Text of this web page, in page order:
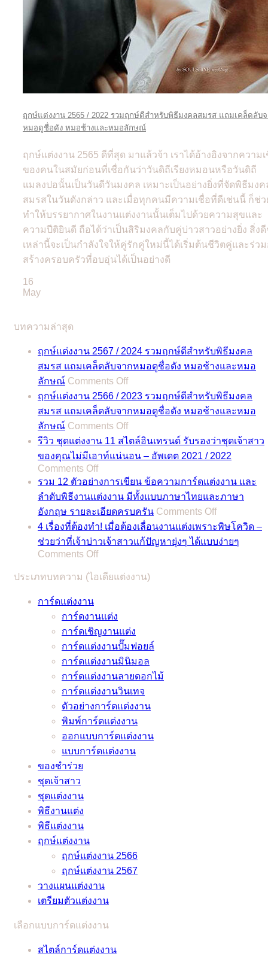
ฤกษ์แต่งงาน 2565 / 2022 รวมฤกษ์ดีสำหรับพิธีมงคลสมรส แถมเคล็ดลับ
หมอดูชื่อดัง หมอช้างและหมอลักษณ์
ฤกษ์แต่งงาน 2565 ดีที่สุด มาแล้วจ้า เราได้อ้างอิงจากความ
ของคนในสมัยก่อนที่เชื่อกันว่าวันดิถีเรียงหมอนหรือวันดิถี
แมลงปอนั้นเป็นวันดีวันมงคล เหมาะเป็นอย่างยิ่งที่จัดพิธีมงค
สมรสในวันดังกล่าว และเมื่อทุกคนมีความเชื่อที่ดีเช่นนี้ ก็ช่ว
ทำให้บรรยากาศในงานแต่งงานนั้นเต็มไปด้วยความสุขและ
ความปีติยินดี ถือได้ว่าเป็นสิริมงคลกับคู่บ่าวสาวอย่างยิ่ง สิ่งดี
เหล่านี้จะเป็นกำลังใจให้คู่รักคู่ใหม่นี้ได้เริ่มต้นชีวิตคู่และร่ว
สร้างครอบครัวที่อบอุ่นได้เป็นอย่างดี
16
May
บทความล่าสุด
ฤกษ์แต่งงาน 2567 / 2024 รวมฤกษ์ดีสำหรับพิธีมงคล
สมรส แถมเคล็ดลับจากหมอดูชื่อดัง หมอช้างและหมอ
ลักษณ์ Comments Offon
ฤกษ์
แต่งงาน
2567
2024
รวม
ดี
สำหรับ
พิธี
มงคล
สมรส
เคล็ด
ชื่อ
ดัง
หมอ
ช้าง
และ
หมอ
ลักษณ์
ฤกษ์แต่งงาน 2566 / 2023 รวมฤกษ์ดีสำหรับพิธีมงคล
สมรส แถมเคล็ดลับจากหมอดูชื่อดัง หมอช้างและหมอ
ลักษณ์ Comments Offon
ฤกษ์
แต่งงาน
2566
/
2023
รวม
ฤกษ์
ดี
สำหรับ
มงคล
ลับ
จาก
หมอดู
ชื่อ
ดัง
หมอ
ช้าง
และ
หมอ
รีวิว ชุดแต่งงาน 11 สไตล์อินเทรนด์ รับรองว่าชุดเจ้าสาว
ของคุณไม่มีเอาท์แน่นอน – อัพเดต 2021 / 2022
Comments Offon
รีวิว
ชุด
แต่งงาน
11
สไตล์
อิน
รนด์
ไม่
มี
เอา
รวม 12 ตัวอย่างการเขียน ข้อความการ์ดแต่งงาน และ
ลำดับพิธีงานแต่งงาน มีทั้งแบบภาษาไทยและภาษา
อังกฤษ รายละเอียดครบครัน Comments Offon
รวม
12
ตัวอย่าง
4 เรื่องที่ต้องทำ! เมื่อต้องเลื่อนงานแต่งเพราะพิษโควิด –
ช่วยว่าที่เจ้าบ่าวเจ้าสาวแก้ปัญหายุ่งๆ ได้แบบง่ายๆ
Comments Offon
เรื่อง
ทำ!
เมื่อ
ต้อง
เลื่อน
งาน
แต่ง
เพราะ
พิษ
โค
วิด
สาว
แก้
ปัญหา
ยุ่งๆ
ง่ายๆ
ประเภทบทความ (ไอเดียแต่งงาน)
การ์ดแต่งงาน
การ์ดงานแต่ง
การ์ดเชิญงานแต่ง
การ์ดแต่งงานปั๊มฟอยล์
การ์ดแต่งงานมินิมอล
การ์ดแต่งงานลายดอกไม้
การ์ดแต่งงานวินเทจ
ตัวอย่างการ์ดแต่งงาน
พิมพ์การ์ดแต่งงาน
ออกแบบการ์ดแต่งงาน
แบบการ์ดแต่งงาน
ของชำร่วย
ชุดเจ้าสาว
ชุดแต่งงาน
พิธีงานแต่ง
พิธีแต่งงาน
ฤกษ์แต่งงาน
ฤกษ์แต่งงาน 2566
ฤกษ์แต่งงาน 2567
วางแผนแต่งงาน
เตรียมตัวแต่งงาน
เลือกแบบการ์ดแต่งงาน
สไตล์การ์ดแต่งงาน